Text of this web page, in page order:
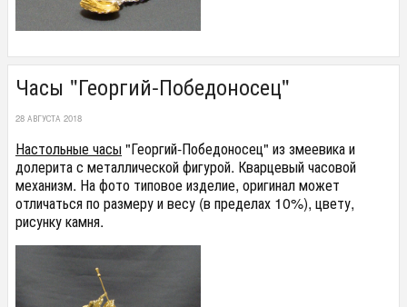
Часы "Георгий-Победоносец"
28 АВГУСТА 2018
Настольные часы"Георгий-Победоносец" из змеевика и
долерита с металлической фигурой. Кварцевый часовой
механизм. На фото типовое изделие, оригинал может
отличаться по размеру и весу (в пределах 10%), цвету,
рисунку камня.